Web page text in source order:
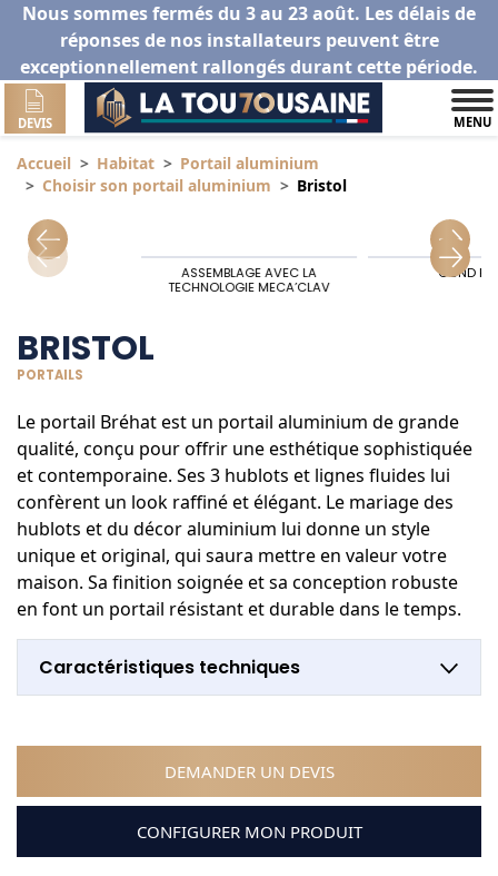
Nous sommes fermés du 3 au 23 août. Les délais de
réponses de nos installateurs peuvent être
exceptionnellement rallongés durant cette période.
DEVIS MENU
Accueil Habitat
Portail aluminium
Choisir son portail aluminium
Bristol
ASSEMBLAGE AVEC LA
TECHNOLOGIE MECA’CLAV
GOND
BRISTOL
PORTAILS
Le portail Bréhat est un portail aluminium de grande
qualité, conçu pour offrir une esthétique sophistiquée
et contemporaine. Ses 3 hublots et lignes fluides lui
confèrent un look raffiné et élégant. Le mariage des
hublots et du décor aluminium lui donne un style
unique et original, qui saura mettre en valeur votre
maison. Sa finition soignée et sa conception robuste
en font un portail résistant et durable dans le temps.
Caractéristiques techniques
DEMANDER UN DEVIS
CONFIGURER MON PRODUIT